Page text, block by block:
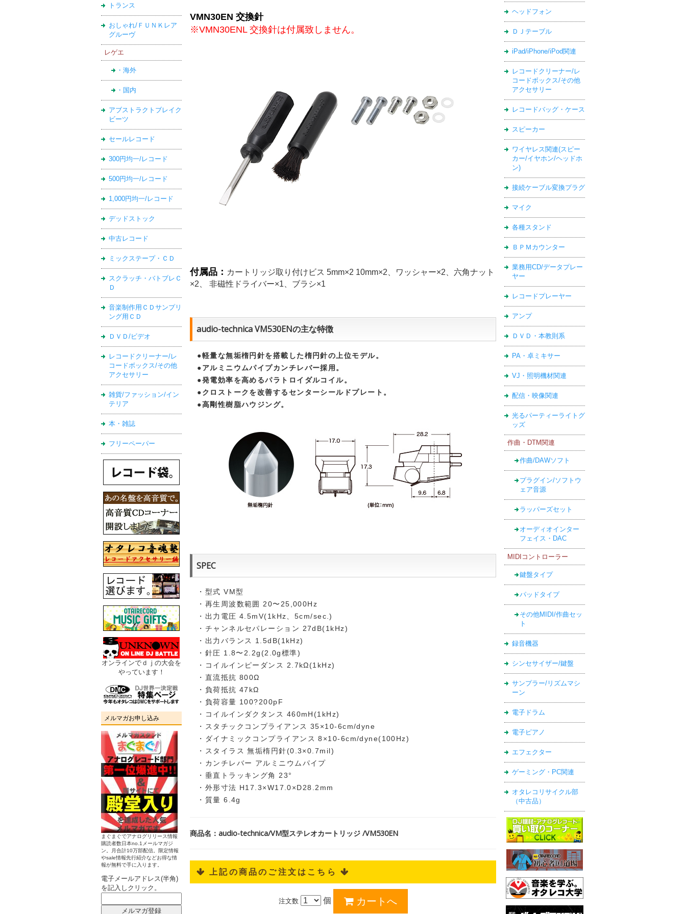
トランス
おしゃれ/ＦＵＮＫレア
グルーヴ
レゲエ
・海外
・国内
アブストラクトブレイク
ビーツ
セールレコード
300円均一/レコード
500円均一/レコード
1,000円均一/レコード
デッドストック
中古レコード
ミックステープ・ＣＤ
スクラッチ・バトブレＣ
Ｄ
音楽制作用ＣＤサンプリ
ング用ＣＤ
ＤＶＤ/ビデオ
レコードクリーナー/レ
コードボックス/その他
アクセサリー
雑貨/ファッション/イン
テリア
本・雑誌
フリーペーパー
オンラインでｄｊの大会を
やっています！
メルマガお申し込み
まぐまぐでアナログリリース情報
購読者数日本no.1メールマガジ
ン。月合計10万部配信。限定情報
やsale情報先行紹介などお得な情
報が無料で手に入ります。
電子メールアドレス(半角)
を記入しクリック。
ヘッドフォン
ＤＪテーブル
iPad/iPhone/iPod関連
レコードクリーナー/レ
コードボックス/その他
アクセサリー
レコードバッグ・ケース
スピーカー
ワイヤレス関連(スピー
カー/イヤホン/ヘッドホ
ン)
接続ケーブル変換プラグ
マイク
各種スタンド
ＢＰＭカウンター
業務用CD/データプレー
ヤー
レコードプレーヤー
アンプ
ＤＶＤ・本教則系
PA・卓ミキサー
VJ・照明機材関連
配信・映像関連
光るパーティーライトグ
ッズ
作曲・DTM関連
作曲/DAWソフト
プラグイン/ソフトウ
ェア音源
ラッパーズセット
オーディオインター
フェイス・DAC
MIDIコントローラー
鍵盤タイプ
パッドタイプ
その他MIDI/作曲セッ
ト
録音機器
シンセサイザー/鍵盤
サンプラー/リズムマシ
ーン
電子ドラム
電子ピアノ
エフェクター
ゲーミング・PC関連
オタレコリサイクル部
（中古品）
VMN30EN 交換針
※VMN30ENL 交換針は付属致しません。
付属品： カートリッジ取り付けビス 5mm×2 10mm×2、ワッシャー×2、六角ナット
×2、 非磁性ドライバー×1、ブラシ×1
audio-technica VM530ENの主な特徴
●軽量な無垢楕円針を搭載した楕円針の上位モデル。
●アルミニウムパイプカンチレバー採用。
●発電効率を高めるパラトロイダルコイル。
●クロストークを改善するセンターシールドプレート。
●高剛性樹脂ハウジング。
SPEC
・型式 VM型
・再生周波数範囲 20〜25,000Hz
・出力電圧 4.5mV(1kHz、5cm/sec.)
・チャンネルセパレーション 27dB(1kHz)
・出力バランス 1.5dB(1kHz)
・針圧 1.8〜2.2g(2.0g標準)
・コイルインピーダンス 2.7kΩ(1kHz)
・直流抵抗 800Ω
・負荷抵抗 47kΩ
・負荷容量 100?200pF
・コイルインダクタンス 460mH(1kHz)
・スタチックコンプライアンス 35×10-6cm/dyne
・ダイナミックコンプライアンス 8×10-6cm/dyne(100Hz)
・スタイラス 無垢楕円針(0.3×0.7mil)
・カンチレバー アルミニウムパイプ
・垂直トラッキング角 23°
・外形寸法 H17.3×W17.0×D28.2mm
・質量 6.4g
商品名：audio-technica/VM型ステレオカートリッジ /VM530EN
 上記の商品のご注文はこちら 
注文数 個